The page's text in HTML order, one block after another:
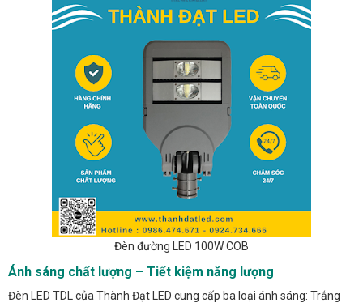
Đèn đường LED 100W COB
Ánh sáng chất lượng – Tiết kiệm năng lượng
Đèn LED TDL của Thành Đạt LED cung cấp ba loại ánh sáng: Trắng